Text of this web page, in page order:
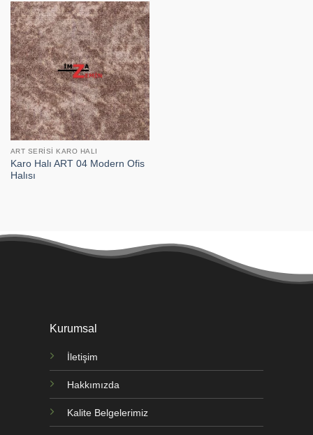
ART SERISI KARO HALI
Karo Halı ART 04 Modern Ofis
Halısı
Kurumsal
İletişim
Hakkımızda
Kalite Belgelerimiz